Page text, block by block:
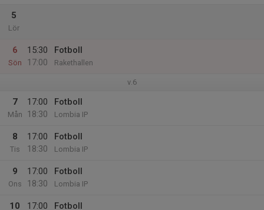
5
Lör
6
Sön
15:30
17:00
Fotboll
Rakethallen
v.6
7
Mån
17:00
18:30
Fotboll
Lombia IP
8
Tis
17:00
18:30
Fotboll
Lombia IP
9
Ons
17:00
18:30
Fotboll
Lombia IP
10
17:00
Fotboll